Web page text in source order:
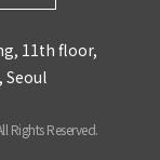
11th floor,
Seoul
Rights Reserved.